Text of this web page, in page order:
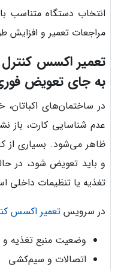
انتخاب دستگاه متناسب
مراجعات تعمیر و
تعمیر اکسس کنترل
به جای تعویض
در ساختمان‌های
عدم شناسایی کارت، باز
ظاهر می‌شود. بسیاری از
و باید تعویض شود، در
تغذیه یا تنظیمات داخلی
در سرویستعمیر اکسس
وضعیت منبع تغذیه و
اتصالات و سیم‌کشی